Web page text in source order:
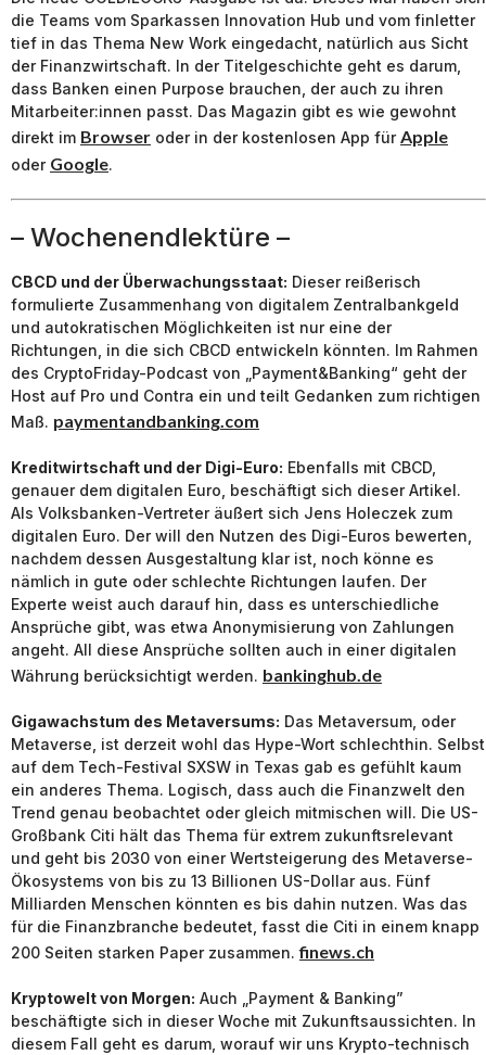
die Teams vom Sparkassen Innovation Hub und vom finletter
tief in das Thema New Work eingedacht, natürlich aus Sicht
der Finanzwirtschaft. In der Titelgeschichte geht es darum,
dass Banken einen Purpose brauchen, der auch zu ihren
Mitarbeiter:innen passt. Das Magazin gibt es wie gewohnt
direkt im Browser oder in der kostenlosen App fürApple
oder Google.
– Wochenendlektüre –
CBCD und der Überwachungsstaat: Dieser reißerisch
formulierte Zusammenhang von digitalem Zentralbankgeld
und autokratischen Möglichkeiten ist nur eine der
Richtungen, in die sich CBCD entwickeln könnten. Im Rahmen
des CryptoFriday-Podcast von „Payment&Banking“ geht der
Host auf Pro und Contra ein und teilt Gedanken zum richtigen
Maß. paymentandbanking.com
Kreditwirtschaft und der Digi-Euro: Ebenfalls mit CBCD,
genauer dem digitalen Euro, beschäftigt sich dieser Artikel.
Als Volksbanken-Vertreter äußert sich Jens Holeczek zum
digitalen Euro. Der will den Nutzen des Digi-Euros bewerten,
nachdem dessen Ausgestaltung klar ist, noch könne es
nämlich in gute oder schlechte Richtungen laufen. Der
Experte weist auch darauf hin, dass es unterschiedliche
Ansprüche gibt, was etwa Anonymisierung von Zahlungen
angeht. All diese Ansprüche sollten auch in einer digitalen
Währung berücksichtigt werden. bankinghub.de
Gigawachstum des Metaversums: Das Metaversum, oder
Metaverse, ist derzeit wohl das Hype-Wort schlechthin. Selbst
auf dem Tech-Festival SXSW in Texas gab es gefühlt kaum
ein anderes Thema. Logisch, dass auch die Finanzwelt den
Trend genau beobachtet oder gleich mitmischen will. Die US-
Großbank Citi hält das Thema für extrem zukunftsrelevant
und geht bis 2030 von einer Wertsteigerung des Metaverse-
Ökosystems von bis zu 13 Billionen US-Dollar aus. Fünf
Milliarden Menschen könnten es bis dahin nutzen. Was das
für die Finanzbranche bedeutet, fasst die Citi in einem knapp
200 Seiten starken Paper zusammen.finews.ch
Kryptowelt von Morgen: Auch „Payment & Banking”
beschäftigte sich in dieser Woche mit Zukunftsaussichten. In
diesem Fall geht es darum, worauf wir uns Krypto-technisch